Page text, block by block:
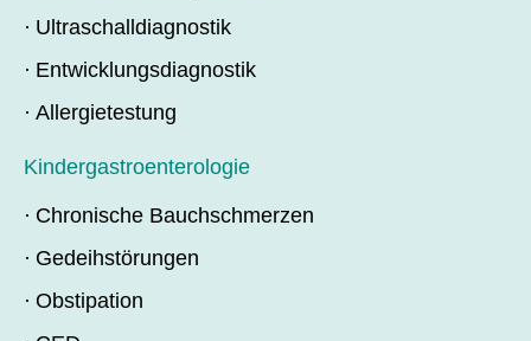
Ultraschalldiagnostik
Entwicklungsdiagnostik
Allergietestung
Kindergastroenterologie
Chronische Bauchschmerzen
Gedeihstörungen
Obstipation